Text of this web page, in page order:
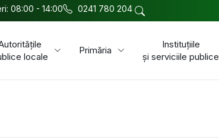
08:00 - 14:00 0241 780 204
locale
Primăria
Instituțiile
și serviciile publice